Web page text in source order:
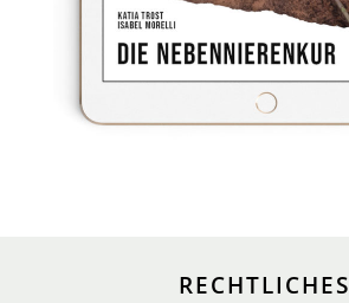
RECHTLICHES